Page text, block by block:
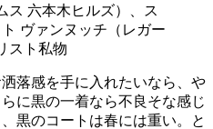
ス 六本木ヒルズ）、ス
ヴァンヌッチ（レガー
スト私物
落感を手に入れたいなら、や
に黒の一着なら不良そな感じ
黒のコートは春には重い。と